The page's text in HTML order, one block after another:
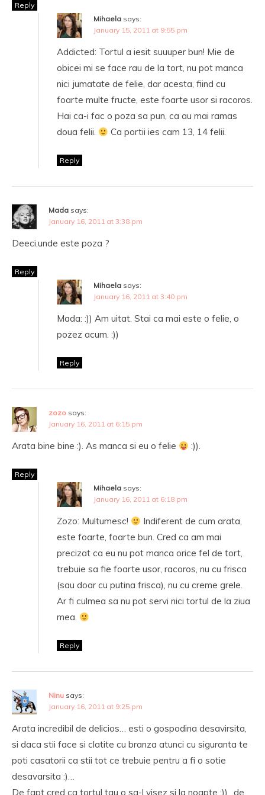
Reply
Mihaela says:
January 15, 2011 at 9:55 pm
Addicted: Tortul a iesit suuuper bun! Mie de
obicei mi se face rau de la tort, nu pot manca
nici jumatate de felie, dar acesta, fiind cu
foarte multe fructe, este foarte usor si racoros.
Hai ca-i fac o poza sa pun, ca au mai ramas
doua felii.
Ca portii ies cam 13, 14 felii.
Reply
Mada says:
January 16, 2011 at 3:38 pm
Deeci,unde este poza ?
Reply
Mihaela says:
January 16, 2011 at 3:40 pm
Mada: :)) Am uitat. Stai ca mai este o felie, o
pozez acum. :))
Reply
zozo says:
January 16, 2011 at 6:15 pm
Arata bine bine :). As manca si eu o felie :)).
Reply
Mihaela says:
January 16, 2011 at 6:18 pm
Zozo: Multumesc!
Indiferent de cum arata,
este foarte, foarte bun. Cred ca am mai
precizat ca eu nu pot manca orice fel de tort,
trebuie sa fie foarte usor, racoros, nu cu frisca
(sau doar cu putina frisca), nu cu creme grele.
Ar fi culmea sa nu pot servi nici tortul de la ziua
mea.
Reply
Ninu says:
January 16, 2011 at 9:25 pm
Arata incredibil de delicios… esti o gospodina desavirsita,
si daca stii face si clatite cu branza atunci cu siguranta te
poti casatorii ca stii tot ce trebuie pentru a fi o sotie
desavarsita :)…
De fapt cred ca tortul tau o sa-l visez si la noapte :)) ..de